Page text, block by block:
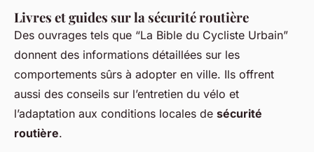
Livres et guides sur la sécurité routière
Des ouvrages tels que “La Bible du Cycliste Urbain”
donnent des informations détaillées sur les
comportements sûrs à adopter en ville. Ils offrent
aussi des conseils sur l’entretien du vélo et
l’adaptation aux conditions locales de sécurité
routière.